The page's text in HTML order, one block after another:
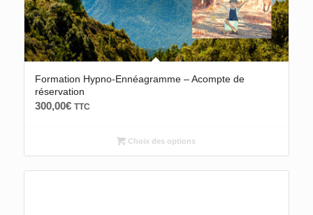
Formation Hypno-Ennéagramme – Acompte de
réservation
300,00€ TTC
Choix des options